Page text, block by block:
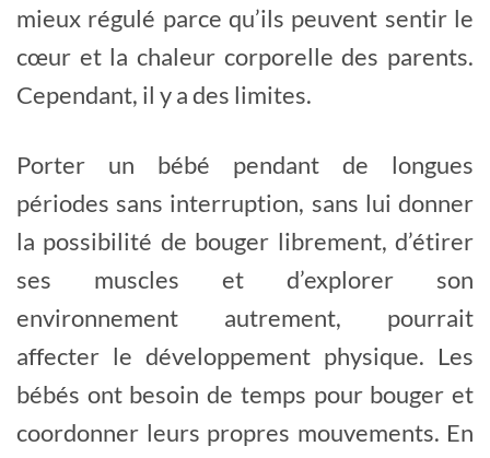
mieux régulé parce qu’ils peuvent sentir le
cœur et la chaleur corporelle des parents.
Cependant, il y a des limites.
Porter un bébé pendant de longues
périodes sans interruption, sans lui donner
la possibilité de bouger librement, d’étirer
ses muscles et d’explorer son
environnement autrement, pourrait
affecter le développement physique. Les
bébés ont besoin de temps pour bouger et
coordonner leurs propres mouvements. En